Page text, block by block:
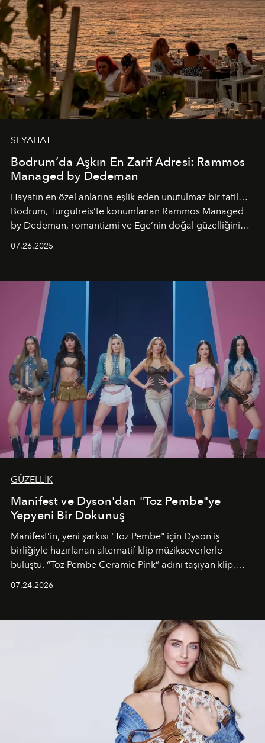
SEYAHAT
Bodrum’da Aşkın En Zarif Adresi: Rammos
Managed by Dedeman
Hayatın en özel anlarına eşlik eden unutulmaz bir tatil…
Bodrum, Turgutreis’te konumlanan Rammos Managed
by Dedeman, romantizmi ve Ege’nin doğal güzelliğini
07.26.2025
GÜZELLİK
Manifest ve Dyson'dan "Toz Pembe"ye
Yepyeni Bir Dokunuş
Manifest’in, yeni şarkısı "Toz Pembe" için Dyson iş
birliğiyle hazırlanan alternatif klip müzikseverlerle
buluştu. “Toz Pembe Ceramic Pink” adını taşıyan klip,
unsurlarından biri olarak öne çıkıyor.
07.24.2026